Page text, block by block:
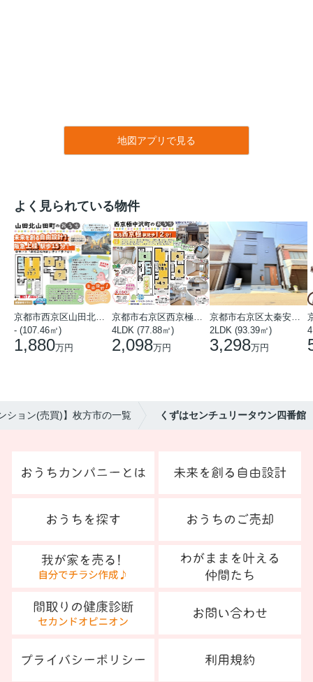
地図アプリで見る
よく見られている物件
- (107.46㎡)
1,880万円
4LDK (77.88㎡)
2,098万円
2LDK (93.39㎡)
3,298万円
ション(売買)】枚方市の一覧 くずはセンチュリータウン四番館